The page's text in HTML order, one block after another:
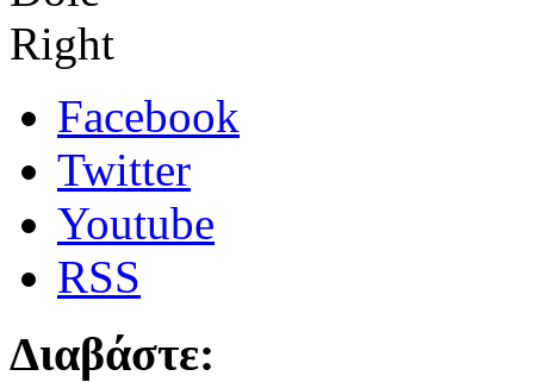
Facebook
Twitter
Youtube
RSS
Διαβάστε: